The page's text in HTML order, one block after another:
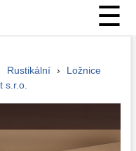
☰
Rustikální ›
Ložnice
s.r.o.